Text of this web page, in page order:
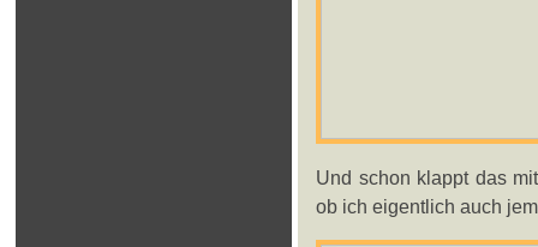
Und schon klappt das
ob ich eigentlich auch